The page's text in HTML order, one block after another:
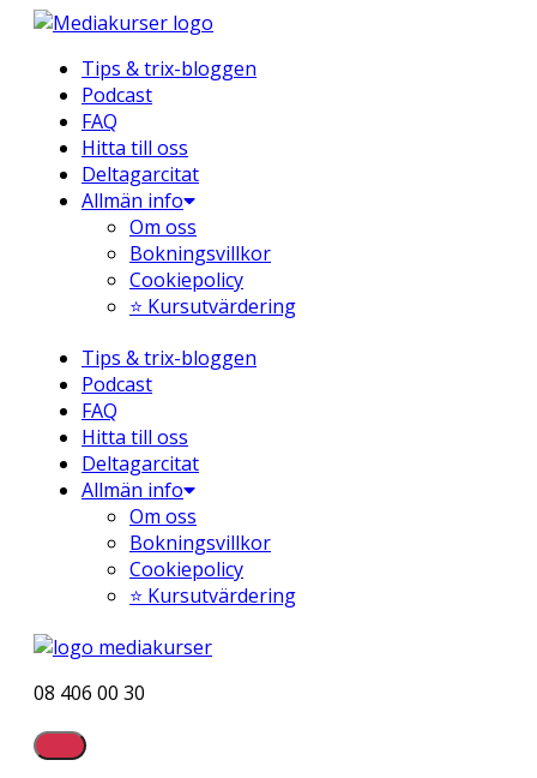
Hoppa
innehåll Tips & trix-bloggen
Podcast
FAQ
Hitta till oss
Deltagarcitat
Allmän info
Om oss
Bokningsvillkor
Cookiepolicy
⭐ Kursutvärdering
Tips & trix-bloggen
Podcast
FAQ
Hitta till oss
Deltagarcitat
Allmän info
Om oss
Bokningsvillkor
Cookiepolicy
⭐ Kursutvärdering
08 406 00 30